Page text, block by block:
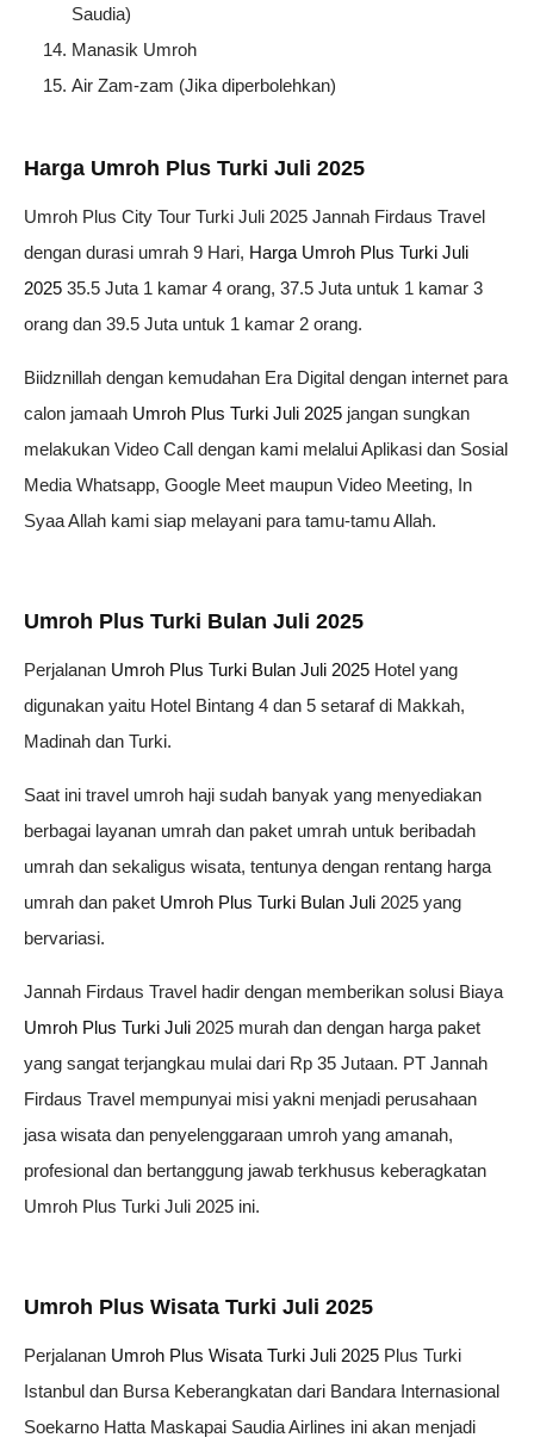
Saudia)
Manasik Umroh
Air Zam-zam (Jika diperbolehkan)
Harga Umroh Plus Turki Juli 2025
Umroh Plus City Tour Turki Juli 2025 Jannah Firdaus Travel
dengan durasi umrah 9 Hari, Harga Umroh Plus Turki Juli
2025 35.5 Juta 1 kamar 4 orang, 37.5 Juta untuk 1 kamar 3
orang dan 39.5 Juta untuk 1 kamar 2 orang.
Biidznillah dengan kemudahan Era Digital dengan internet para
calon jamaah Umroh Plus Turki Juli 2025 jangan sungkan
melakukan Video Call dengan kami melalui Aplikasi dan Sosial
Media Whatsapp, Google Meet maupun Video Meeting, In
Syaa Allah kami siap melayani para tamu-tamu Allah.
Umroh Plus Turki Bulan Juli 2025
Perjalanan Umroh Plus Turki Bulan Juli 2025 Hotel yang
digunakan yaitu Hotel Bintang 4 dan 5 setaraf di Makkah,
Madinah dan Turki.
Saat ini travel umroh haji sudah banyak yang menyediakan
berbagai layanan umrah dan paket umrah untuk beribadah
umrah dan sekaligus wisata, tentunya dengan rentang harga
umrah dan paket Umroh Plus Turki Bulan Juli 2025 yang
bervariasi.
Jannah Firdaus Travel hadir dengan memberikan solusi Biaya
Umroh Plus Turki Juli 2025 murah dan dengan harga paket
yang sangat terjangkau mulai dari Rp 35 Jutaan. PT Jannah
Firdaus Travel mempunyai misi yakni menjadi perusahaan
jasa wisata dan penyelenggaraan umroh yang amanah,
profesional dan bertanggung jawab terkhusus keberagkatan
Umroh Plus Turki Juli 2025 ini.
Umroh Plus Wisata Turki Juli 2025
Perjalanan Umroh Plus Wisata Turki Juli 2025 Plus Turki
Istanbul dan Bursa Keberangkatan dari Bandara Internasional
Soekarno Hatta Maskapai Saudia Airlines ini akan menjadi